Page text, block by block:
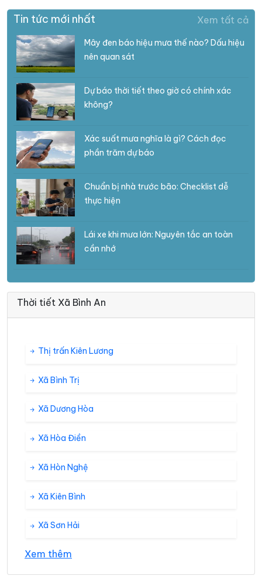
Tin tức mới nhất Xem tất cả
Mây đen báo hiệu mưa thế nào? Dấu hiệu
nên quan sát
Dự báo thời tiết theo giờ có chính xác
không?
Xác suất mưa nghĩa là gì? Cách đọc
phần trăm dự báo
Chuẩn bị nhà trước bão: Checklist dễ
thực hiện
Lái xe khi mưa lớn: Nguyên tắc an toàn
cần nhớ
Thời tiết Xã Bình An
Thị trấn Kiên Lương
Xã Bình Trị
Xã Dương Hòa
Xã Hòa Điền
Xã Hòn Nghệ
Xã Kiên Bình
Xã Sơn Hải
Xem thêm